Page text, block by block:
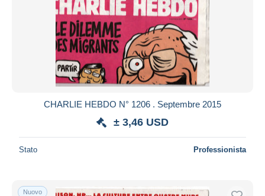
CHARLIE HEBDO N° 1206 . Septembre 2015
± 3,46 USD
Stato Professionista
Nuovo